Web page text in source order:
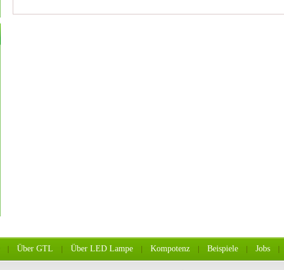
Über GTL Über LED Lampe Kompotenz Beispiele Jobs